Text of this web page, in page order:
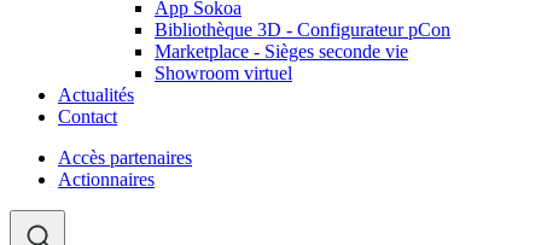
App Sokoa
Bibliothèque 3D - Configurateur pCon
Marketplace - Sièges seconde vie
Showroom virtuel
Actualités
Contact
Accès partenaires
Actionnaires